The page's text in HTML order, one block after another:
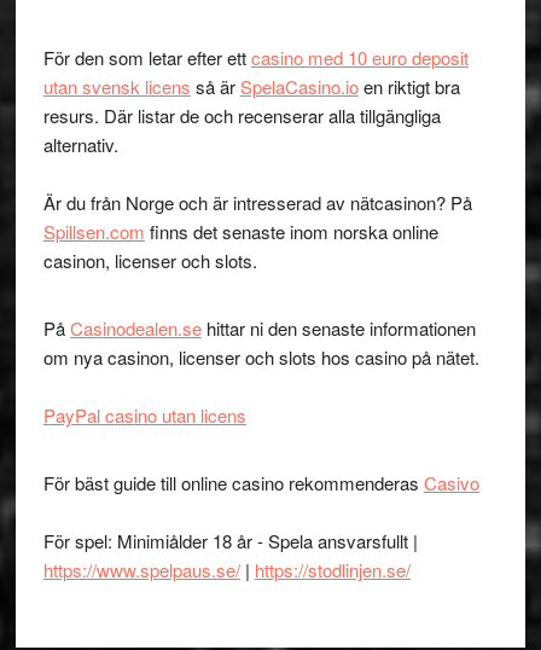
För den som letar efter ettcasino med 10 euro deposit
utan svensk licens så ärSpelaCasino.ioen riktigt bra
resurs. Där listar de och recenserar alla tillgängliga
alternativ.
Är du från Norge och är intresserad av nätcasinon? På
Spillsen.com finns det senaste inom norska online
casinon, licenser och slots.
PåCasinodealen.sehittar ni den senaste informationen
om nya casinon, licenser och slots hos casino på nätet.
PayPal casino utan licens
För bäst guide till online casino rekommenderas Casivo
För spel: Minimiålder 18 år - Spela ansvarsfullt |
https://www.spelpaus.se/| https://stodlinjen.se/